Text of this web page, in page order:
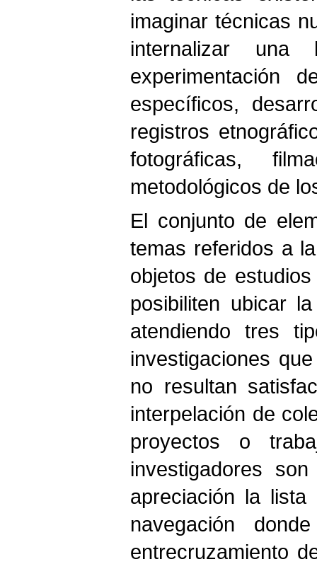
imaginar técnicas
internalizar
experimentación
específicos,
registros
fotográficas,
metodológicos de
El conjunto de
temas referidos a
objetos de
posibiliten ubicar
atendiendo tres
investigaciones
no resultan
interpelación de
proyectos o
investigadores
apreciación la
navegación
entrecruzamiento